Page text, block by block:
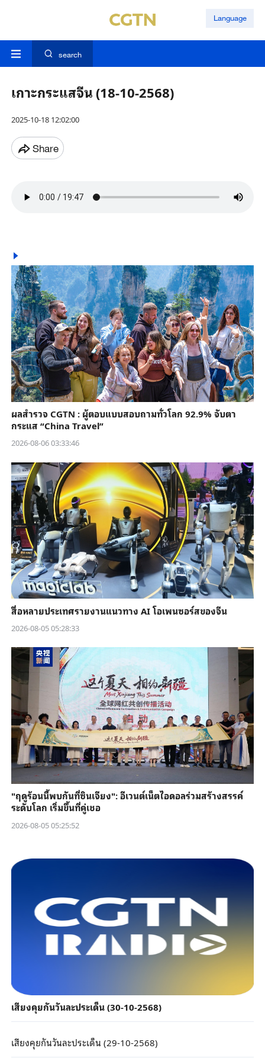
Language
search
เกาะกระแสจีน (18-10-2568)
2025-10-18 12:02:00
Share
ผลสำรวจ CGTN : ผู้ตอบแบบสอบถามทั่วโลก 92.9% จับตา
กระแส “China Travel”
2026-08-06 03:33:46
สื่อหลายประเทศรายงานแนวทาง AI โอเพนซอร์สของจีน
2026-08-05 05:28:33
"ฤดูร้อนนี้พบกันที่ซินเจียง": อีเวนต์เน็ตไอดอลร่วมสร้างสรรค์
ระดับโลก เริ่มขึ้นที่คู่เชอ
2026-08-05 05:25:52
เสียงคุยกันวันละประเด็น (30-10-2568)
เสียงคุยกันวันละประเด็น (29-10-2568)